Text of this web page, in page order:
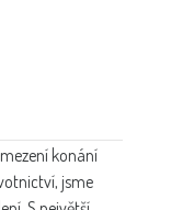
konání
jsme